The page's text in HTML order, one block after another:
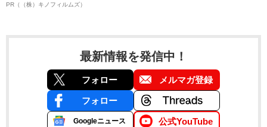
PR（（株）キノフィルムズ）
最新情報を発信中！
フォロー メルマガ登録
フォロー
Googleニュース 公式YouTube